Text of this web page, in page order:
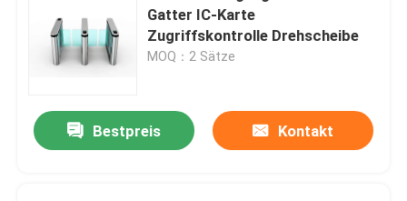
Gatter IC-Karte
Zugriffskontrolle Drehscheibe
MOQ：2 Sätze
Bestpreis Kontakt